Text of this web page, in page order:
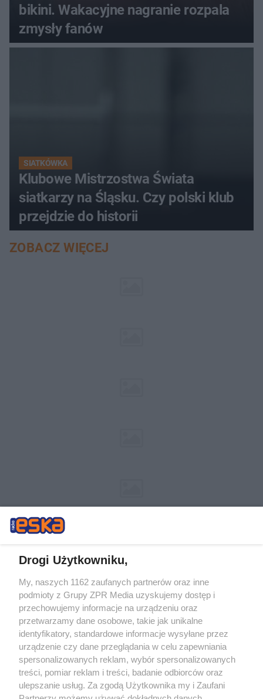
bikini. Wakacyjne nagranie rozpala
zmysły fanów
SIATKÓWKA
Klubowe Mistrzostwa Świata
siatkarzy na Śląsku. Czy polski klub
przejdzie do historii
ZOBACZ WIĘCEJ
Żaden utwór zamieszczony w serwisie nie może być powielany i
rozpowszechniany lub dalej rozpowszechniany w jakikolwiek sposób (w
tym także elektroniczny lub mechaniczny) na jakimkolwiek polu
eksploatacji w jakiejkolwiek formie, włącznie z umieszczaniem w
Internecie bez pisemnej zgody właściciela praw. Jakiekolwiek użycie lub
wykorzystanie utworów w całości lub w części z naruszeniem prawa,
tzn. bez właściwej zgody, jest zabronione pod groźbą kary i może być
ścigane prawnie.
Drogi Użytkowniku,
My, naszych 1162 zaufanych partnerów oraz inne
podmioty z Grupy ZPR Media uzyskujemy dostęp i
przechowujemy informacje na urządzeniu oraz
przetwarzamy dane osobowe, takie jak unikalne
identyfikatory, standardowe informacje wysyłane przez
urządzenie czy dane przeglądania w celu zapewniania
spersonalizowanych reklam, wybór spersonalizowanych
treści, pomiar reklam i treści, badanie odbiorców oraz
ulepszanie usług. Za zgodą Użytkownika my i Zaufani